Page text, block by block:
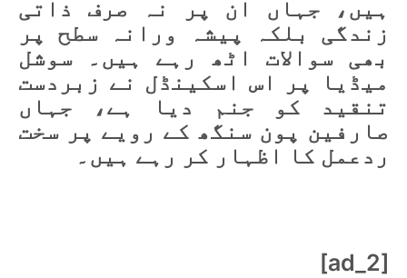
ہیں، جہاں ان پر نہ صرف ذاتی
زندگی بلکہ پیشہ ورانہ سطح پر
بھی سوالات اٹھ رہے ہیں۔ سوشل
میڈیا پر اس اسکینڈل نے زبردست
تنقید کو جنم دیا ہے، جہاں
صارفین پون سنگھ کے رویے پر سخت
ردعمل کا اظہار کر رہے ہیں۔
[ad_2]